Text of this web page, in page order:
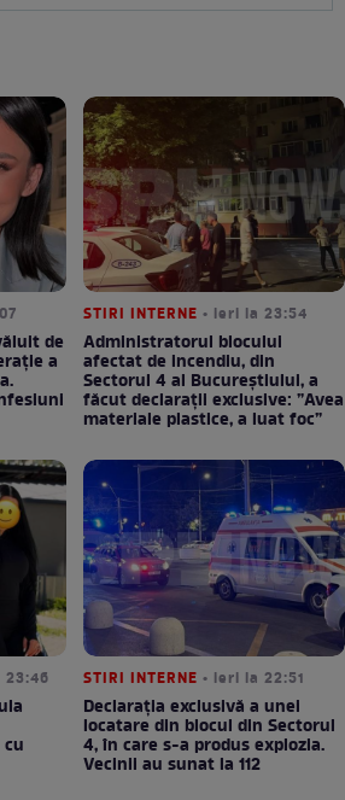
de
a
STIRI INTERNE • ieri la 23:54
Administratorul blocului
afectat de incendiu, din
Sectorul 4 al Bucureștiului, a
făcut declarații exclusive: ”Avea
materiale plastice, a luat foc”
23:46 STIRI INTERNE • ieri la 22:51
Declarația exclusivă a unei
locatare din blocul din Sectorul
4, în care s-a produs explozia.
Vecinii au sunat la 112